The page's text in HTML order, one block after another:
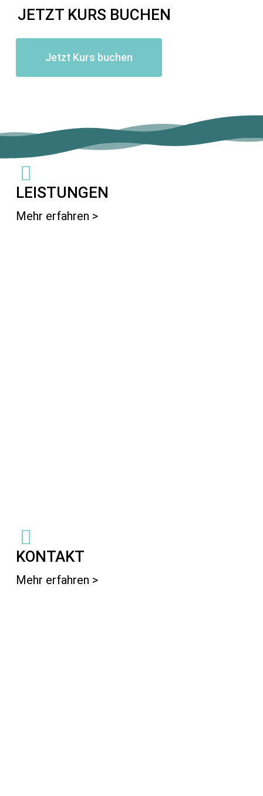
JETZT KURS BUCHEN
Jetzt Kurs buchen
LEISTUNGEN
Mehr erfahren >
KONTAKT
Mehr erfahren >